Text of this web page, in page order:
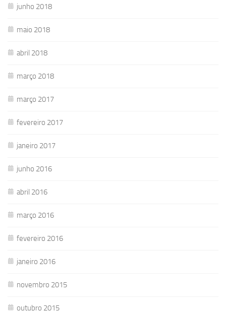
junho 2018
maio 2018
abril 2018
março 2018
março 2017
fevereiro 2017
janeiro 2017
junho 2016
abril 2016
março 2016
fevereiro 2016
janeiro 2016
novembro 2015
outubro 2015